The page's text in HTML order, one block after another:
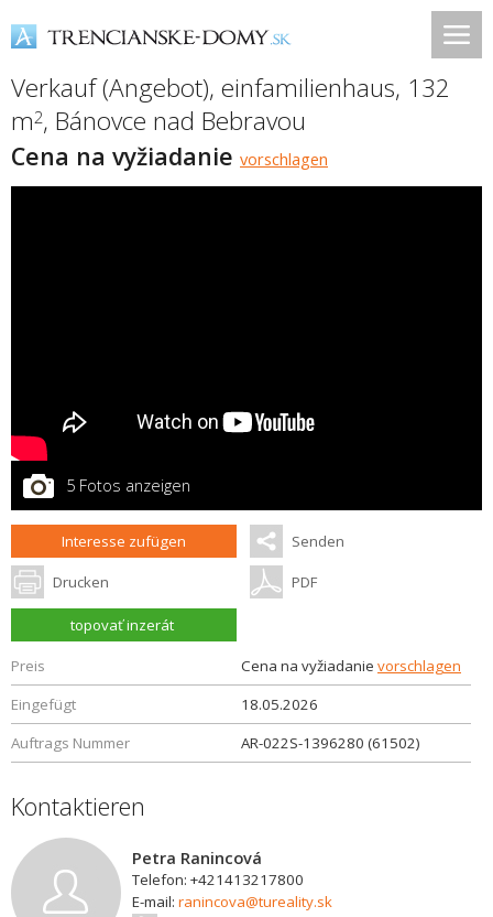
Verkauf (Angebot), einfamilienhaus, 132
m2, Bánovce nad Bebravou
Cena na vyžiadanie vorschlagen
5 Fotos anzeigen
Interesse zufügen Senden
Drucken PDF
topovať inzerát
Preis Cena na vyžiadanie vorschlagen
Eingefügt
18.05.2026
Auftrags Nummer
AR-022S-1396280 (61502)
Kontaktieren
Petra Ranincová
Telefon: +421413217800
E-mail: ranincova@tureality.sk